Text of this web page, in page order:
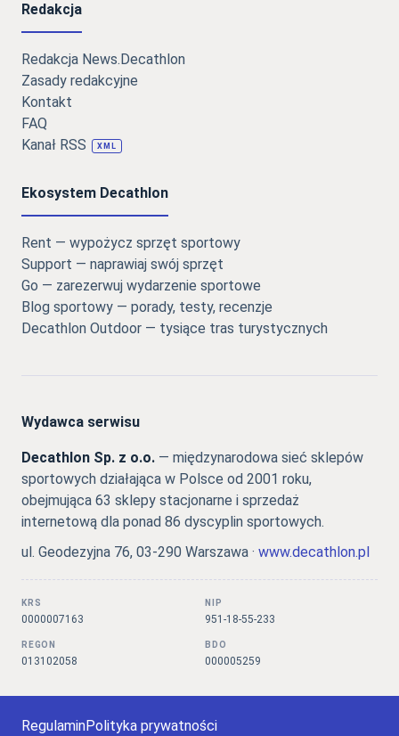
Redakcja
Redakcja News.Decathlon
Zasady redakcyjne
Kontakt
FAQ
Kanał RSS
XML
Ekosystem Decathlon
Rent — wypożycz sprzęt sportowy
Support — naprawiaj swój sprzęt
Go — zarezerwuj wydarzenie sportowe
Blog sportowy — porady, testy, recenzje
Decathlon Outdoor — tysiące tras turystycznych
Wydawca serwisu
Decathlon Sp. z o.o. — międzynarodowa sieć sklepów
sportowych działająca w Polsce od 2001 roku,
obejmująca 63 sklepy stacjonarne i sprzedaż
internetową dla ponad 86 dyscyplin sportowych.
ul. Geodezyjna 76, 03-290 Warszawa · www.decathlon.pl
KRS
0000007163
NIP
951-18-55-233
REGON
013102058
BDO
000005259
RegulaminPolityka prywatności